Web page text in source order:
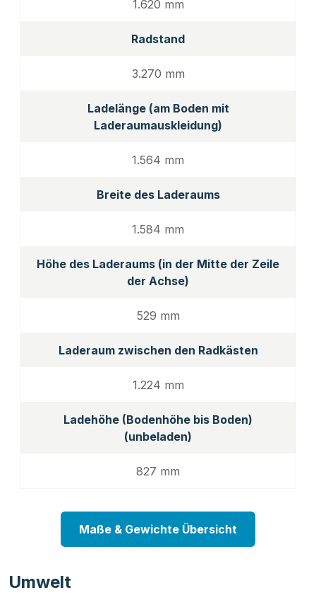
1.620 mm
Radstand
3.270 mm
Ladelänge (am Boden mit
Laderaumauskleidung)
1.564 mm
Breite des Laderaums
1.584 mm
Höhe des Laderaums (in der Mitte der Zeile
der Achse)
529 mm
Laderaum zwischen den Radkästen
1.224 mm
Ladehöhe (Bodenhöhe bis Boden)
(unbeladen)
827 mm
Maße & Gewichte Übersicht
Umwelt